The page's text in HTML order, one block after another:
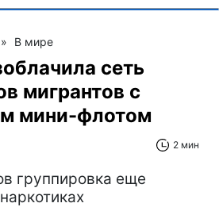
» В мире
сеть
мигрантов с
мини-флотом
2 мин
группировка еще